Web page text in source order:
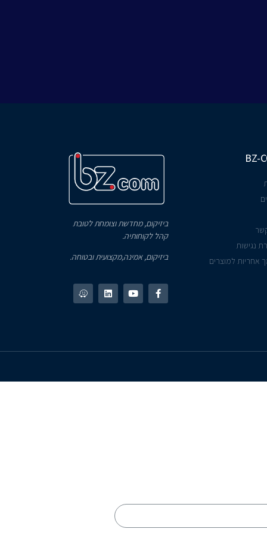
BZ-
נגישות
אחריות למוצרים
ביזיקום, מחדשת וצומחת לטובת
קהל לקוחותיה.
ביזיקום, אמינה,מקצועית ובטוחה.